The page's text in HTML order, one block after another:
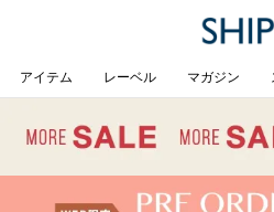
アイテム レーベル マガジン